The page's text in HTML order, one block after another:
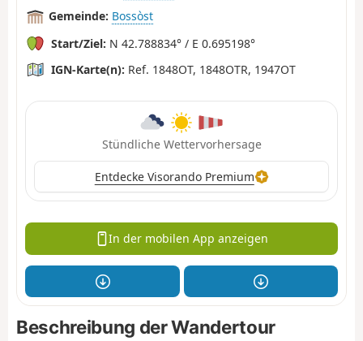
Gemeinde: Bossòst
Start/Ziel: N 42.788834° / E 0.695198°
IGN-Karte(n): Ref. 1848OT, 1848OTR, 1947OT
Stündliche Wettervorhersage
Entdecke Visorando Premium
In der mobilen App anzeigen
Beschreibung der Wandertour